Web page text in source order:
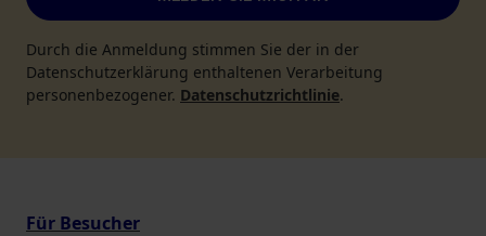
Durch die Anmeldung stimmen Sie der in der
Datenschutzerklärung enthaltenen Verarbeitung
personenbezogener. Datenschutzrichtlinie.
Für Besucher